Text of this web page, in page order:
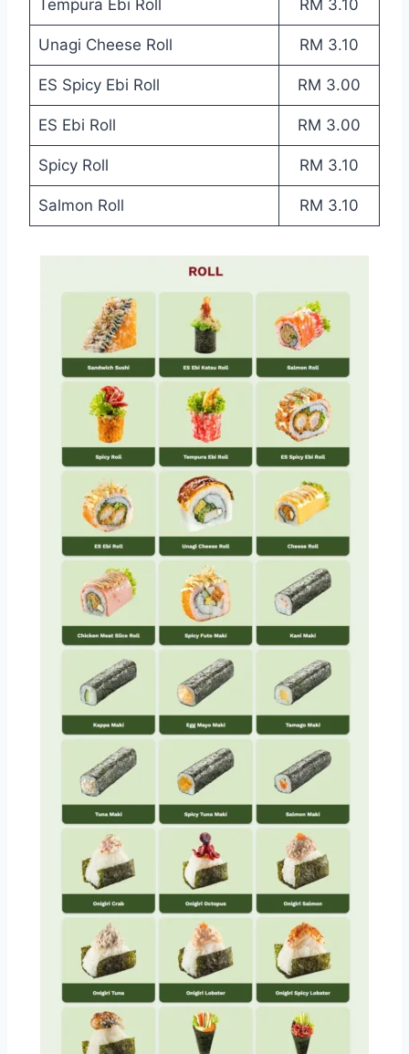
Tempura Ebi Roll RM 3.10
Unagi Cheese Roll RM 3.10
ES Spicy Ebi Roll RM 3.00
ES Ebi Roll RM 3.00
Spicy Roll RM 3.10
Salmon Roll RM 3.10